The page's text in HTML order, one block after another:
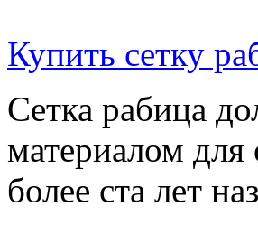
Купить сетку
Сетка рабица
материалом для
более ста лет